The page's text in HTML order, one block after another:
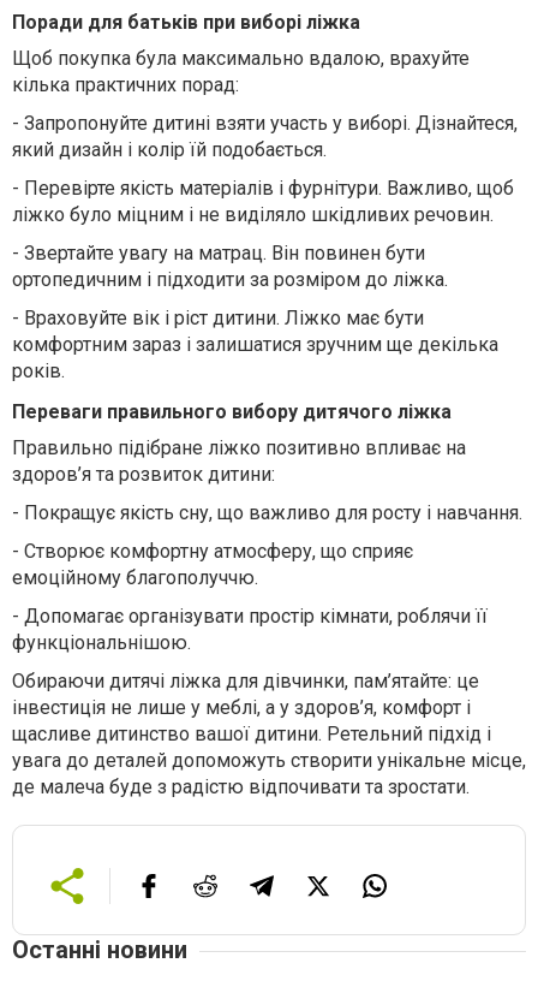
Поради для батьків при виборі ліжка
Щоб покупка була максимально вдалою, врахуйте
кілька практичних порад:
- Запропонуйте дитині взяти участь у виборі. Дізнайтеся,
який дизайн і колір їй подобається.
- Перевірте якість матеріалів і фурнітури. Важливо, щоб
ліжко було міцним і не виділяло шкідливих речовин.
- Звертайте увагу на матрац. Він повинен бути
ортопедичним і підходити за розміром до ліжка.
- Враховуйте вік і ріст дитини. Ліжко має бути
комфортним зараз і залишатися зручним ще декілька
років.
Переваги правильного вибору дитячого ліжка
Правильно підібране ліжко позитивно впливає на
здоров’я та розвиток дитини:
- Покращує якість сну, що важливо для росту і навчання.
- Створює комфортну атмосферу, що сприяє
емоційному благополуччю.
- Допомагає організувати простір кімнати, роблячи її
функціональнішою.
Обираючи дитячі ліжка для дівчинки, пам’ятайте: це
інвестиція не лише у меблі, а у здоров’я, комфорт і
щасливе дитинство вашої дитини. Ретельний підхід і
увага до деталей допоможуть створити унікальне місце,
де малеча буде з радістю відпочивати та зростати.
Останні новини